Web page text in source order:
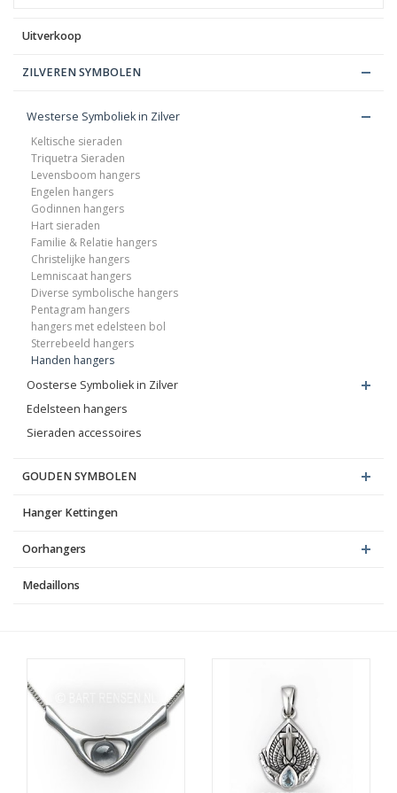
Uitverkoop
ZILVEREN SYMBOLEN
Westerse Symboliek in Zilver
Keltische sieraden
Triquetra Sieraden
Levensboom hangers
Engelen hangers
Godinnen hangers
Hart sieraden
Familie & Relatie hangers
Christelijke hangers
Lemniscaat hangers
Diverse symbolische hangers
Pentagram hangers
hangers met edelsteen bol
Sterrebeeld hangers
Handen hangers
Oosterse Symboliek in Zilver
Edelsteen hangers
Sieraden accessoires
GOUDEN SYMBOLEN
Hanger Kettingen
Oorhangers
Medaillons